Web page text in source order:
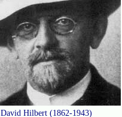
David Hilbert (1862-1943)